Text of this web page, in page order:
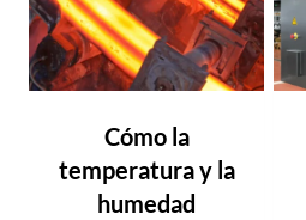
Cómo la
temperatura y la
humedad